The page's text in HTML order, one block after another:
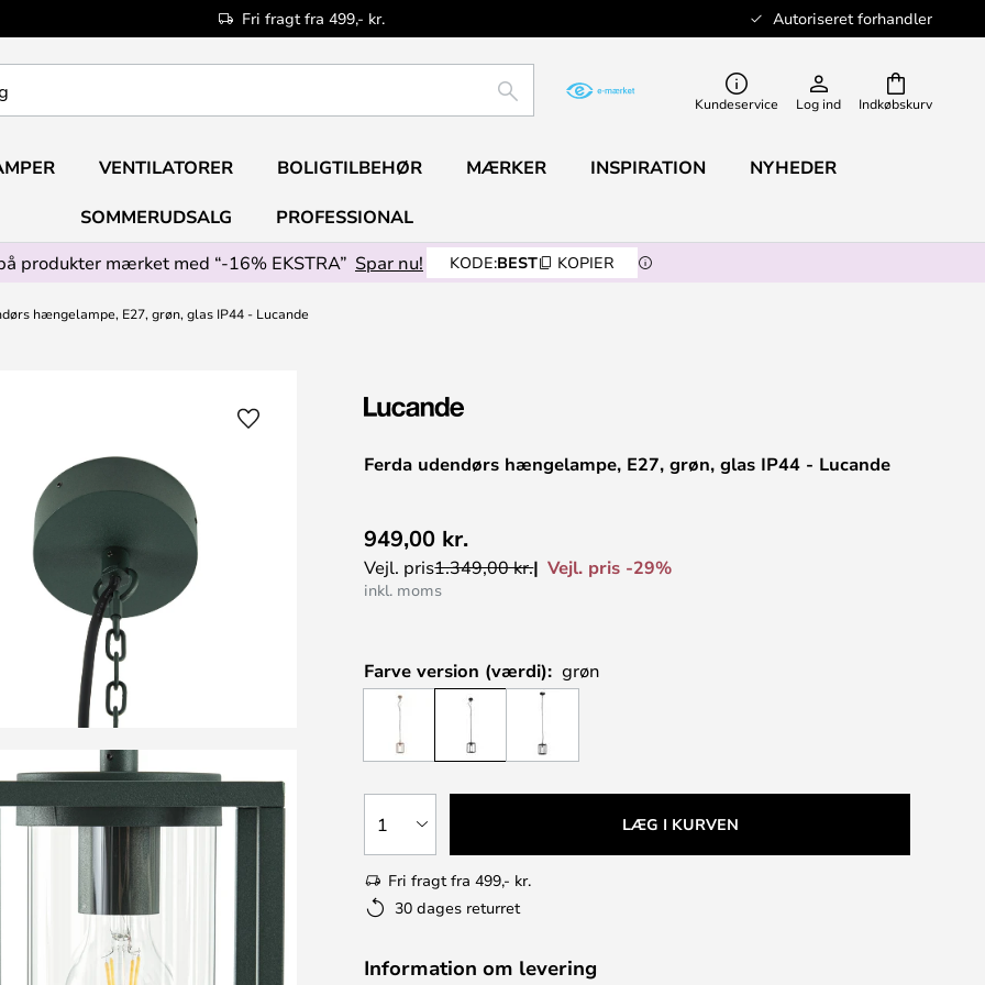
Fri fragt fra 499,- kr. Autoriseret forhandler
Indkøbskurv
SØG Kundeservice Log ind
VENTILATORER BOLIGTILBEHØR MÆRKER INSPIRATION NYHEDER
SOMMERUDSALG
PROFESSIONAL
produkter mærket med “-16% EKSTRA” Spar nu! KODE:BEST KOPIER
hængelampe, E27, grøn, glas IP44 - Lucande
Ferda udendørs hængelampe, E27, grøn, glas IP44 - Lucande
949,00 kr.
Vejl. pris1.349,00 kr. Vejl. pris -29%
inkl. moms
Farve version (værdi): grøn
1 LÆG I KURVEN
Fri fragt fra 499,- kr.
30 dages returret
Information om levering